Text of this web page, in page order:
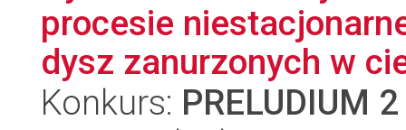
procesie
dysz zanurzonych w
Konkurs: PRELUDIUM 2